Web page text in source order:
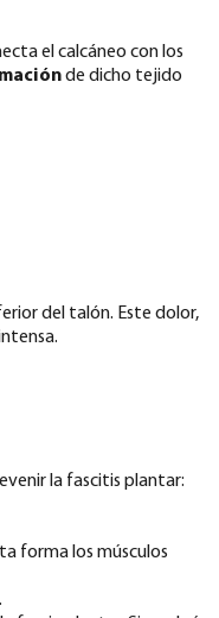
el calcáneo con los
de dicho tejido
del talón. Este dolor,
la fascitis plantar:
forma los músculos